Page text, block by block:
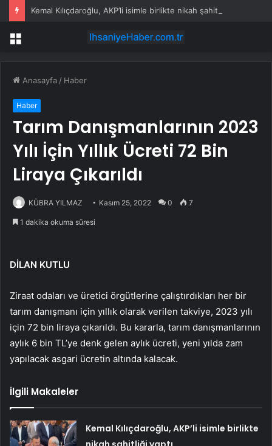
Kemal Kılıçdaroğlu, AKP’li isimle birlikte nikah şahitliği yaptı
Menü
Anasayfa / Haber
Haber
Tarım Danışmanlarının 2023
Yılı İçin Yıllık Ücreti 72 Bin
Liraya Çıkarıldı
KÜBRA YILMAZ Kasım 25, 2022 0 7
1 dakika okuma süresi
DİLAN KUTLU
Ziraat odaları ve üretici örgütlerine çalıştırdıkları her bir
tarım danışmanı için yıllık olarak verilen takviye, 2023 yılı
için 72 bin liraya çıkarıldı. Bu kararla, tarım danışmanlarının
aylık 6 bin TL’ye denk gelen aylık ücreti, yeni yılda zam
yapılacak asgari ücretin altında kalacak.
İlgili Makaleler
Kemal Kılıçdaroğlu, AKP’li isimle birlikte